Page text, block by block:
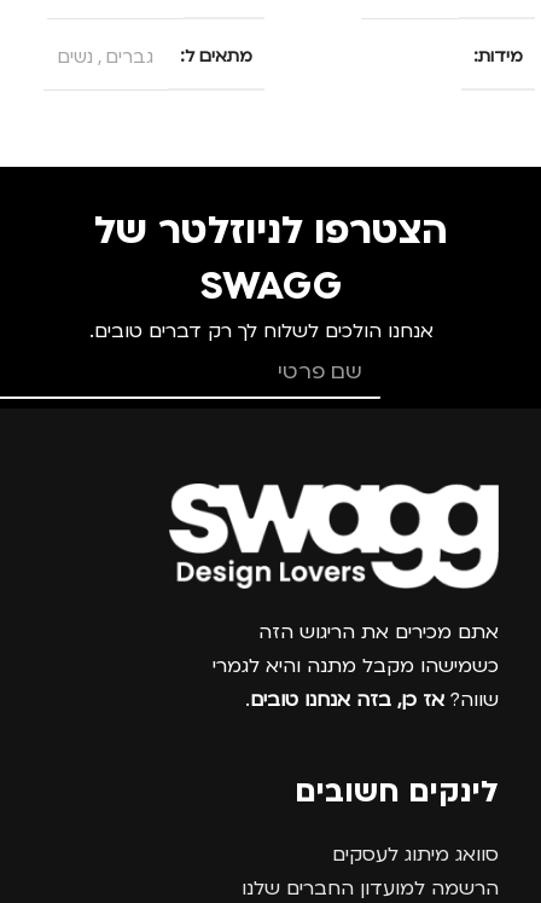
מידות
חיילים ,טיולים ,
מתאים ל גברים , נשים
הצטרפו לניוזלטר של
SWAGG
אנחנו הולכים לשלוח לך רק דברים טובים.
צרפו אותי למועדון
אתם מכירים את הריגוש הזה
כשמישהו מקבל מתנה והיא לגמרי
שווה? אז כן, בזה אנחנו טובים.
לינקים חשובים
סוואג מיתוג לעסקים
הרשמה למועדון החברים שלנו